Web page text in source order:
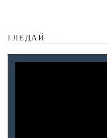
ГЛЕДАЙ